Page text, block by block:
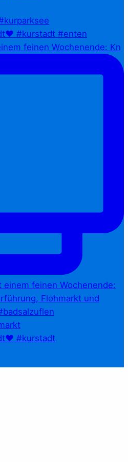
feinen Wochenende: Kn